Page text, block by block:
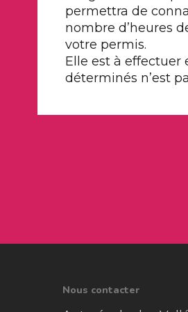
permettra de
nombre d’heures
votre permis.
Elle est à effectuer
déterminés n’est
Nous contacter